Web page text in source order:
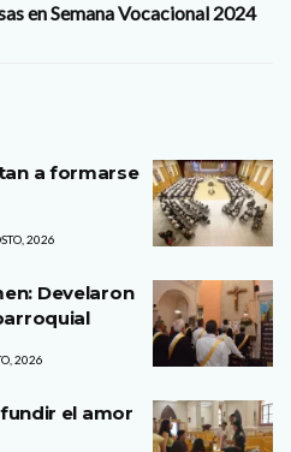
en Semana Vocacional 2024
a formarse
2026
Develaron
2026
el amor